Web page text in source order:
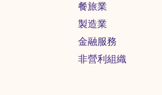
餐旅業
製造業
金融服務
非營利組織